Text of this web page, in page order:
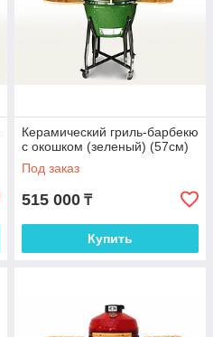
Керамический гриль-барбекю
с окошком (зеленый) (57см)
Под заказ
515 000 ₸
Купить